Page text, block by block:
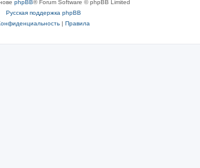
phpBB® Forum Software © phpBB Limited
Русская поддержка phpBB
| Правила